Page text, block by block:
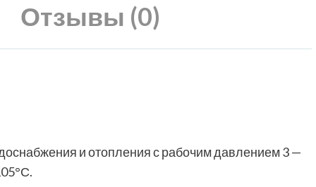
Отзывы (0)
и отопления с рабочим давлением 3 —